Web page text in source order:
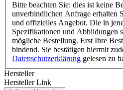
Bitte beachten Sie: dies ist keine
unverbindlichen Anfrage erhalten
und offizielles Angebot. Die in
Spezifikationen und Abbildungen
mögliche Bestellung. Erst Ihre
bindend. Sie bestätigen hiermit
Datenschutzerklärung gelesen zu
Hersteller
Hersteller Link